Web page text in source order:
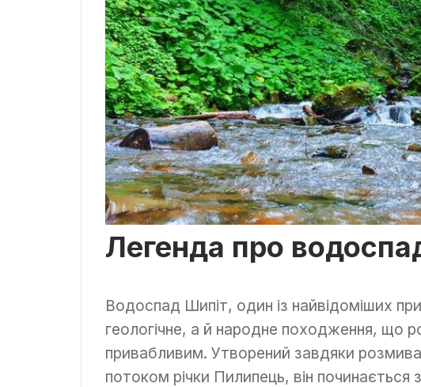
Легенда про
Водоспад Шипіт, один із найвідоміших
геологічне, а й народне походження, що
привабливим. Утворений завдяки
потоком річки Пилипець, він починається